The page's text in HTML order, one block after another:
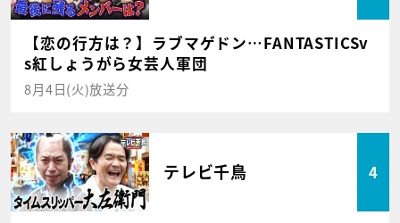
【恋の行方は？】ラブマゲドン…FANTASTICSv
s紅しょうがら女芸人軍団
8月4日(火)放送分
テレビ千鳥 4